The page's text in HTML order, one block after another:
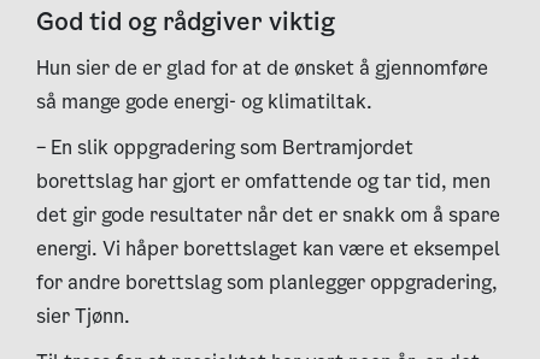
God tid og rådgiver viktig
Hun sier de er glad for at de ønsket å gjennomføre
så mange gode energi- og klimatiltak.
– En slik oppgradering som Bertramjordet
borettslag har gjort er omfattende og tar tid, men
det gir gode resultater når det er snakk om å spare
energi. Vi håper borettslaget kan være et eksempel
for andre borettslag som planlegger oppgradering,
sier Tjønn.